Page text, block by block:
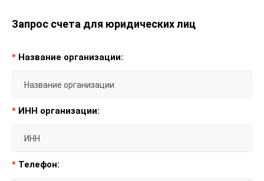
Запрос счета для юридических лиц
* Название организации:
* ИНН организации:
* Телефон: